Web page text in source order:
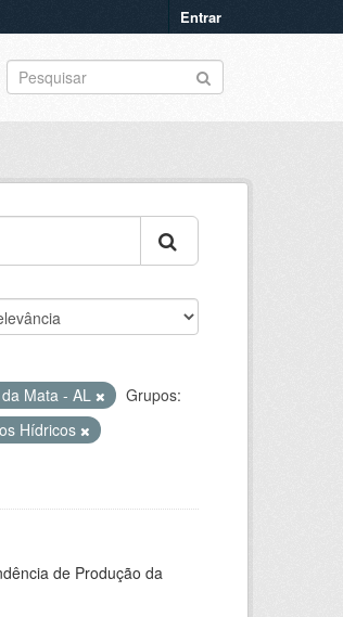
Entrar
Mata - AL
Grupos:
Hídricos
de Produção da